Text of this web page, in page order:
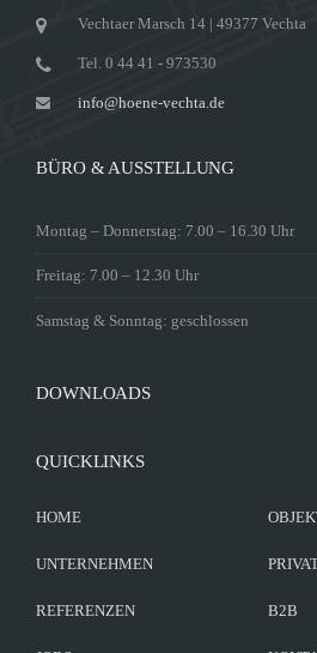
Vechtaer Marsch 14 | 49377 Vechta
Tel. 0 44 41 - 973530
info@hoene-vechta.de
BÜRO & AUSSTELLUNG
Montag – Donnerstag: 7.00 – 16.30 Uhr
Freitag: 7.00 – 12.30 Uhr
Samstag & Sonntag: geschlossen
DOWNLOADS
QUICKLINKS
HOME
UNTERNEHMEN
REFERENZEN B2B